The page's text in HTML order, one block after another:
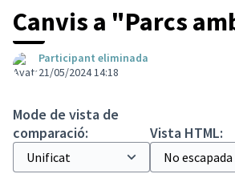
Canvis a "Parcs
Participant eliminada
21/05/2024 14:18
Mode de vista de
comparació:
Vista HTML: